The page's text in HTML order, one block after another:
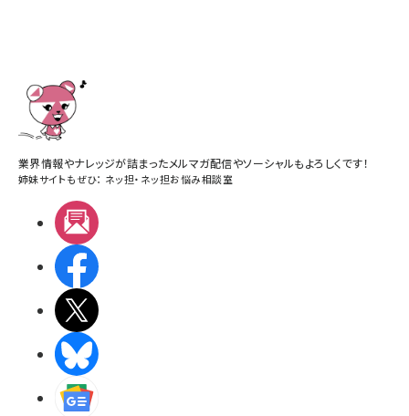
業界情報やナレッジが詰まったメルマガ配信やソーシャルもよろしくです！
姉妹サイトもぜひ： ネッ担・ ネッ担お悩み相談室